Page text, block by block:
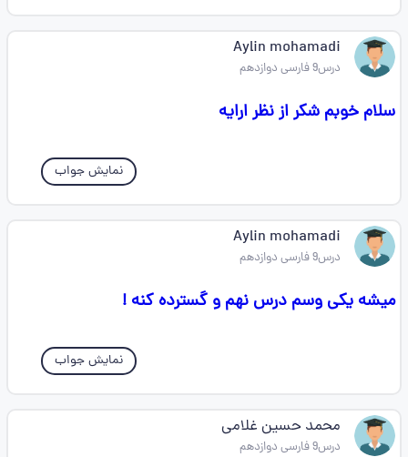
Aylin mohamadi
درس9 فارسی دوازدهم
سلام خوبم شکر از نظر ارایه
نمایش جواب
Aylin mohamadi
درس9 فارسی دوازدهم
میشه یکی وسم درس نهم و گسترده کنه !
نمایش جواب
محمد حسین غلامی
درس9 فارسی دوازدهم